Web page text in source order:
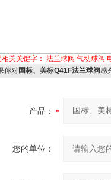
相关关键字： 法兰球阀 气动球阀
你对国标、美标Q41F法兰球阀感
产品：
您的单位：